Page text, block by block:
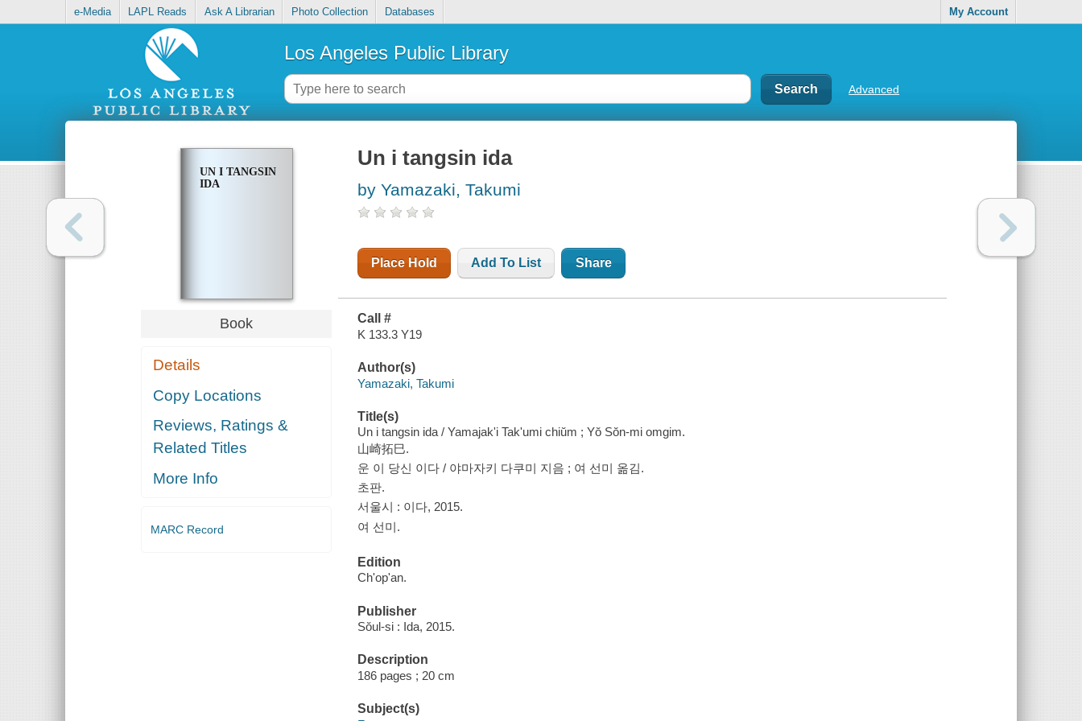
e-Media LAPL Reads Ask A Librarian Photo Collection Databases My Account
Los Angeles Public Library
Advanced
UN I TANGSIN
IDA
Book
Details
Copy Locations
Reviews, Ratings &
Related Titles
More Info
MARC Record
Un i tangsin ida
by Yamazaki, Takumi
Place Hold Add To List Share
Call #
K 133.3 Y19
Author(s)
Yamazaki, Takumi
Title(s)
Un i tangsin ida / Yamajak'i Tak'umi chiŭm ; Yŏ Sŏn-mi omgim.
山崎拓巳.
운 이 당신 이다 / 야마자키 다쿠미 지음 ; 여 선미 옮김.
초판.
서울시 : 이다, 2015.
여 선미.
Edition
Ch'op'an.
Publisher
Sŏul-si : Ida, 2015.
Description
186 pages ; 20 cm
Subject(s)